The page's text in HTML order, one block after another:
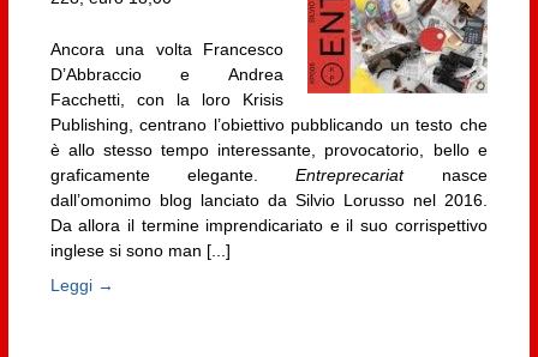
Ancora una volta Francesco
D’Abbraccio e Andrea
Facchetti, con la loro Krisis
Publishing, centrano l’obiettivo pubblicando un testo che
è allo stesso tempo interessante, provocatorio, bello e
graficamente elegante.Entreprecariatnasce
dall’omonimo blog lanciato da Silvio Lorusso nel 2016.
Da allora il termine imprendicariato e il suo corrispettivo
inglese si sono man [...]
Leggi →